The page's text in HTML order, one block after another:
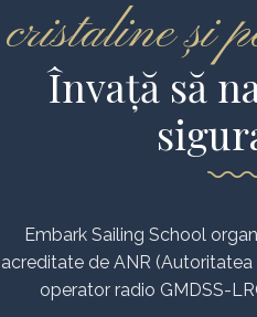
cristaline și
Învață să
Embark Sailing School
acreditate de ANR
operator radio GMDSS-